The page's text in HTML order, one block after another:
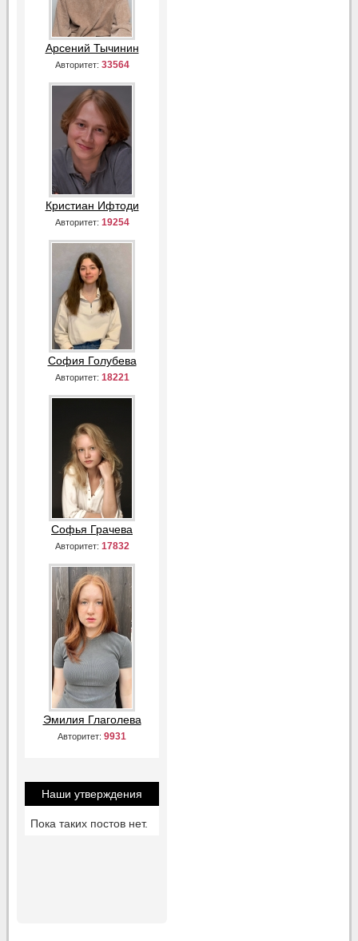
Арсений Тычинин
Авторитет: 33564
Кристиан Ифтоди
Авторитет: 19254
София Голубева
Авторитет: 18221
Софья Грачева
Авторитет: 17832
Эмилия Глаголева
Авторитет: 9931
Наши утверждения
Пока таких постов нет.